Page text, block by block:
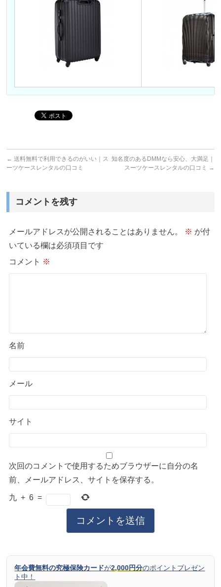
← 送料無料で利用できるのがいい｜ス
ーツケースレンタルの口コミ
知名度のあるDMMなら安心、大満足｜
スーツケースレンタルの口コミ
→
コメントを残す
メールアドレスが公開されることはありません。 ※ が付
いている欄は必須項目です
コメント ※
名前
メール
サイト
次回のコメントで使用するためブラウザーに自分の名
前、メールアドレス、サイトを保存する。
九 + 6 =
年会費無料の究極保険カードが2,000円分のポイントプレゼン
ト中！